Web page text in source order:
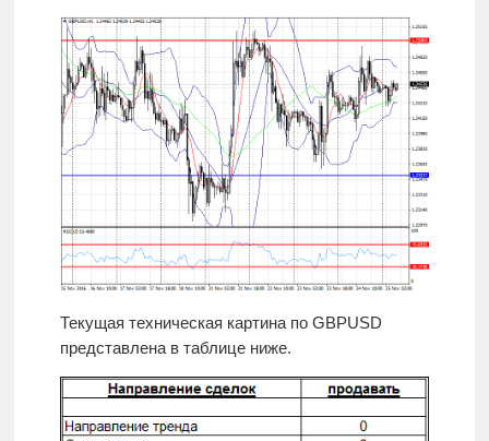
Текущая техническая картина по GBPUSD
представлена в таблице ниже.